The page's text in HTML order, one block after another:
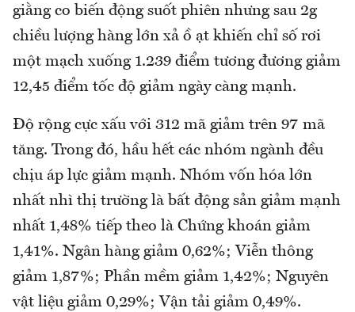
giằng co biến động suốt phiên nhưng sau 2g
chiều lượng hàng lớn xả ồ ạt khiến chỉ số rơi
một mạch xuống 1.239 điểm tương đương giảm
12,45 điểm tốc độ giảm ngày càng mạnh.
Độ rộng cực xấu với 312 mã giảm trên 97 mã
tăng. Trong đó, hầu hết các nhóm ngành đều
chịu áp lực giảm mạnh. Nhóm vốn hóa lớn
nhất nhì thị trường là bất động sản giảm mạnh
nhất 1,48% tiếp theo là Chứng khoán giảm
1,41%. Ngân hàng giảm 0,62%; Viễn thông
giảm 1,87%; Phần mềm giảm 1,42%; Nguyên
vật liệu giảm 0,29%; Vận tải giảm 0,49%.